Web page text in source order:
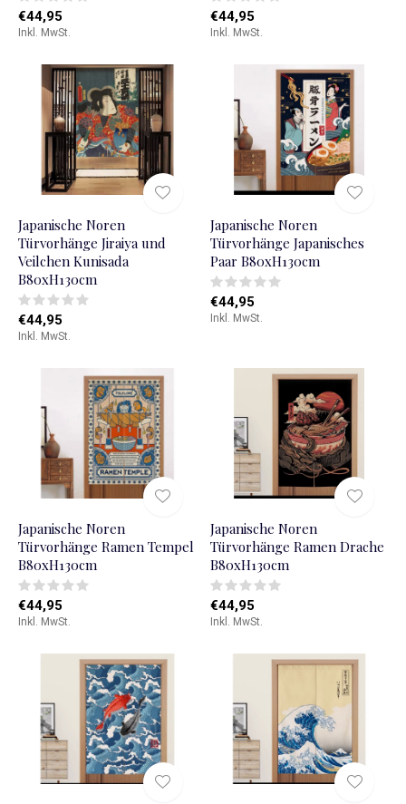
€44,95
Inkl. MwSt.
€44,95
Inkl. MwSt.
Japanische Noren
Türvorhänge Jiraiya und
Veilchen Kunisada
B80xH130cm
€44,95
Inkl. MwSt.
Japanische Noren
Türvorhänge Japanisches
Paar B80xH130cm
€44,95
Inkl. MwSt.
Japanische Noren
Türvorhänge Ramen Tempel
B80xH130cm
€44,95
Inkl. MwSt.
Japanische Noren
Türvorhänge Ramen Drache
B80xH130cm
€44,95
Inkl. MwSt.